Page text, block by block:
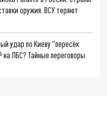
оружия. ВСУ теряют
удар по Киеву "пересёк
ЛБС? Тайные переговоры